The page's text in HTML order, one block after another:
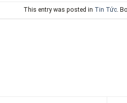
This entry was posted in Tin Tức.